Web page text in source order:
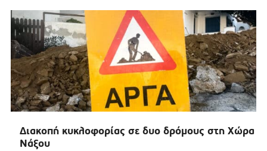
Διακοπή κυκλοφορίας σε δυο δρόμους στη Χώρα
Νάξου